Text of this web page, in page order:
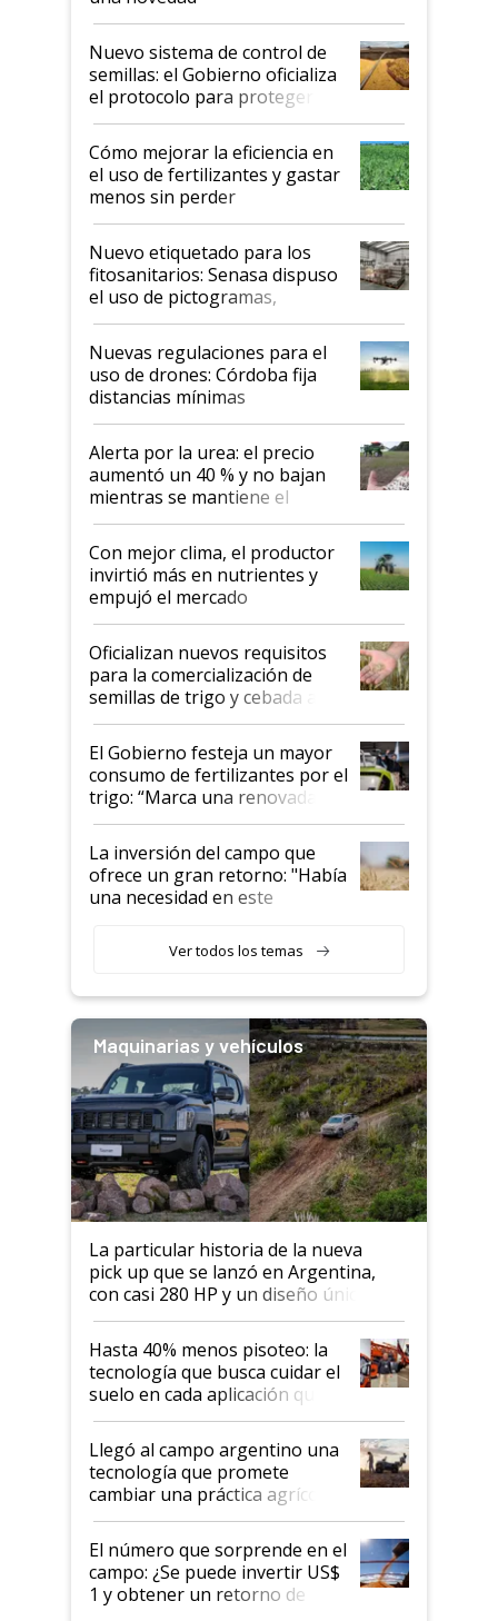
Nuevo sistema de control de
semillas: el Gobierno oficializa
el protocolo para proteger la
propiedad intelectual
Cómo mejorar la eficiencia en
el uso de fertilizantes y gastar
menos sin perder
productividad en la campaña
fina
Nuevo etiquetado para los
fitosanitarios: Senasa dispuso
el uso de pictogramas,
palabras de advertencia e
indicaciones
Nuevas regulaciones para el
uso de drones: Córdoba fija
distancias mínimas
Alerta por la urea: el precio
aumentó un 40 % y no bajan
mientras se mantiene el
conflicto en Medio Oriente
Con mejor clima, el productor
invirtió más en nutrientes y
empujó el mercado
Oficializan nuevos requisitos
para la comercialización de
semillas de trigo y cebada a
granel
El Gobierno festeja un mayor
consumo de fertilizantes por el
trigo: “Marca una renovada
confianza de los productores”
La inversión del campo que
ofrece un gran retorno: "Había
una necesidad en este
Ver todos los temas
Maquinarias y vehículos
La particular historia de la nueva
pick up que se lanzó en Argentina,
con casi 280 HP y un diseño único: a
cuánto se vende
Hasta 40% menos pisoteo: la
tecnología que busca cuidar el
suelo en cada aplicación que
llevó Jacto al Congreso
Aapresid 2026
Llegó al campo argentino una
tecnología que promete
cambiar una práctica agrícola
clave: ¿Y si analizar el suelo
fuera tan simple como apretar
un botón?
El número que sorprende en el
campo: ¿Se puede invertir US$
1 y obtener un retorno de